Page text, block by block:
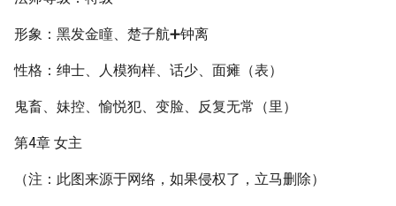
形象：黑发金瞳、楚子航➕钟离
性格：绅士、人模狗样、话少、面瘫（表）
鬼畜、妹控、愉悦犯、变脸、反复无常（里）
第4章 女主
（注：此图来源于网络，如果侵权了，立马删除）